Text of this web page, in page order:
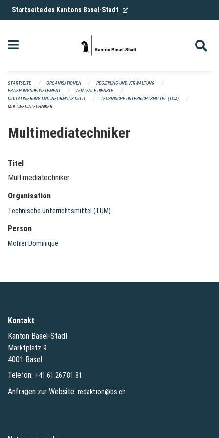
Navigation überspringen
Startseite des Kantons Basel-Stadt (External Link)
STARTSEITE ORGANISATIONEN
REGIERUNG UND VERWALTUNG
ERZIEHUNGSDEPARTEMENT
ZENTRALE DIENSTE
DIGITALISIERUNG UND INFORMATIK DIG-IT
TECHNISCHE UNTERRICHTSMITTEL (TUM)
MULTIMEDIATECHNIKER
Multimediatechniker
Titel
Multimediatechniker
Organisation
Technische Unterrichtsmittel (TUM)
Person
Mohler Dominique
Kontakt
Kanton Basel-Stadt
Marktplatz 9
4001 Basel
Telefon: +41 61 267 81 81
Anfragen zur Website: redaktion@bs.ch